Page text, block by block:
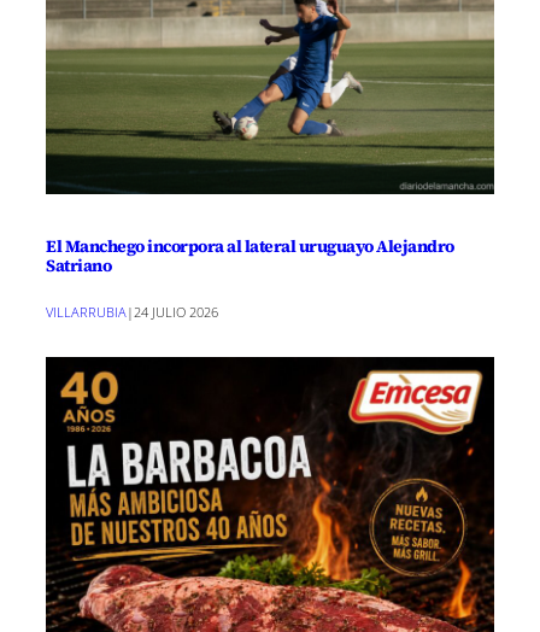
El Manchego incorpora al lateral uruguayo Alejandro
Satriano
VILLARRUBIA | 24 JULIO 2026